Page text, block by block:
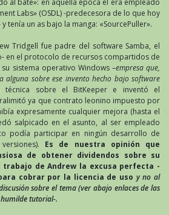
al bate»: en aquella época él era empleado
Labs» (OSDL) -predecesora de lo que hoy
y tenía un as bajo la manga: «SourcePuller».
Tridgell fue padre del software Samba, el
en el protocolo de recursos compartidos de
sistema operativo Windows –empresa que,
alguna sobre ese invento hecho bajo software
sobre el BitKeeper e inventó el
ya que contrato leonino impuesto por
expresamente cualquier mejora (hasta el
salpicado en el asunto, al ser empleado
podía participar en ningún desarrollo de
Es de nuestra opinión que
de obtener dividendos sobre su
de Andrew la excusa perfecta -
cobrar por la licencia de uso y no al
sobre el tema (ver abajo enlaces de las
humilde tutorial-.